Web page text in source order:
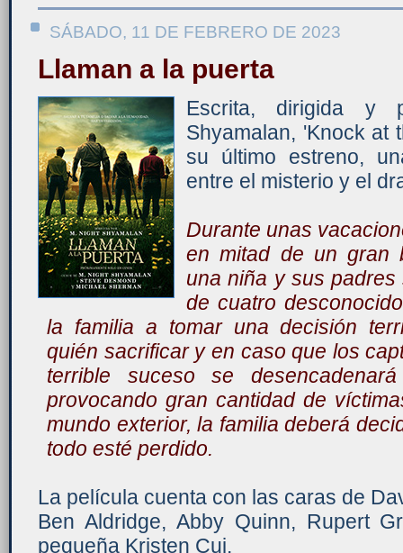
SÁBADO, 11 DE FEBRERO DE 2023
Llaman a la puerta
Escrita, dirigida y
Shyamalan, 'Knock at
su último estreno,
entre el misterio y el
Durante unas
en mitad de un gran
una niña y sus
de cuatro
la familia a tomar una decisión
quién sacrificar y en caso que los
terrible suceso se
provocando gran cantidad de
mundo exterior, la familia deberá
todo esté perdido.
La película cuenta con las caras de
Ben Aldridge, Abby Quinn, Rupert
pequeña Kristen Cui.